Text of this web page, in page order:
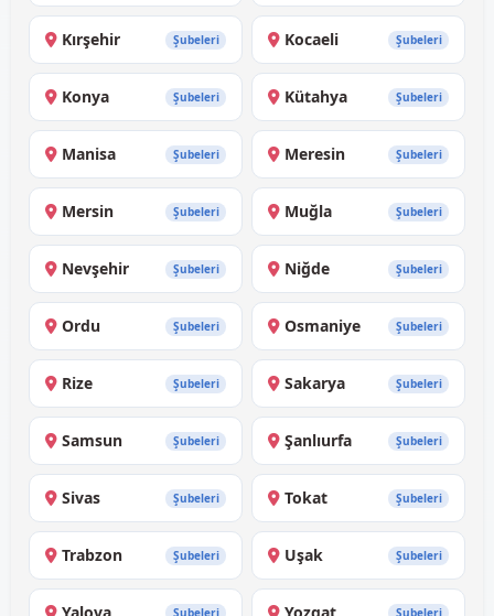
Kırşehir Şubeleri Kocaeli Şubeleri
Konya Şubeleri Kütahya Şubeleri
Manisa Şubeleri Meresin Şubeleri
Mersin Şubeleri Muğla Şubeleri
Nevşehir Şubeleri Niğde Şubeleri
Ordu Şubeleri Osmaniye Şubeleri
Rize Şubeleri Sakarya Şubeleri
Samsun Şubeleri Şanlıurfa Şubeleri
Sivas Şubeleri Tokat Şubeleri
Trabzon Şubeleri Uşak Şubeleri